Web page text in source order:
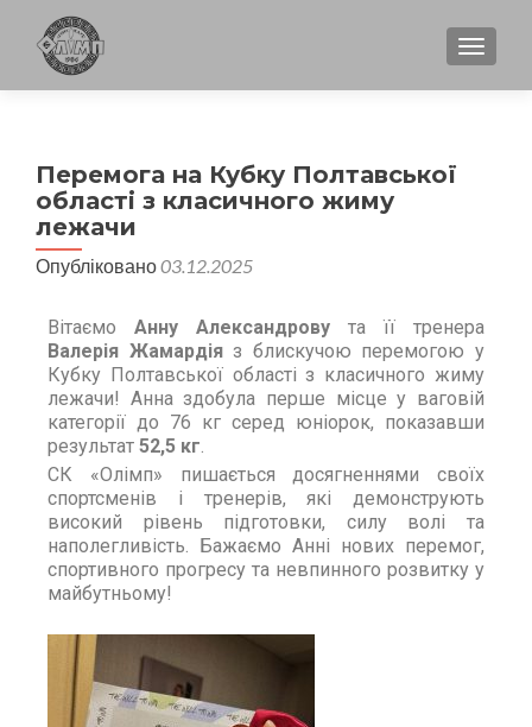
Перемога на Кубку Полтавської
області з класичного жиму
лежачи
Опубліковано03.12.2025
Вітаємо Анну Александрову та її тренера
Валерія Жамардіяз блискучою перемогою у
Кубку Полтавської області з класичного жиму
лежачи! Анна здобула перше місце у ваговій
категорії до 76 кг серед юніорок, показавши
результат 52,5 кг.
СК «Олімп» пишається досягненнями своїх
спортсменів і тренерів, які демонструють
високий рівень підготовки, силу волі та
наполегливість. Бажаємо Анні нових перемог,
спортивного прогресу та невпинного розвитку у
майбутньому!